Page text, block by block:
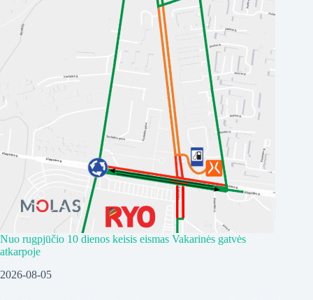
Nuo rugpjūčio 10 dienos keisis eismas Vakarinės gatvės
atkarpoje
2026-08-05